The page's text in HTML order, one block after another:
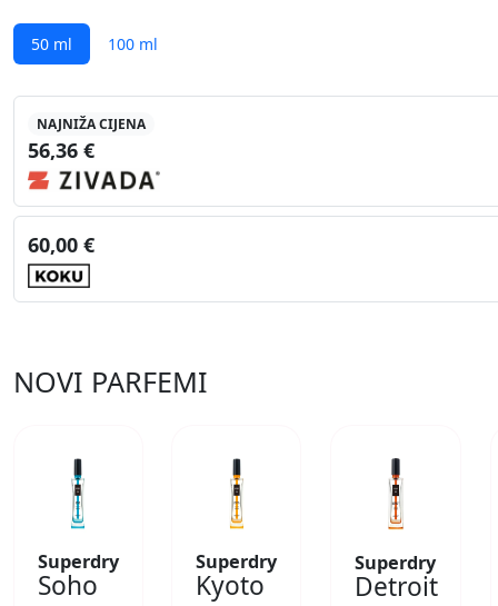
50 ml 100 ml
NAJNIŽA CIJENA
56,36 €
60,00 €
NOVI PARFEMI
Superdry
Soho
Superdry
Kyoto
Superdry
Detroit